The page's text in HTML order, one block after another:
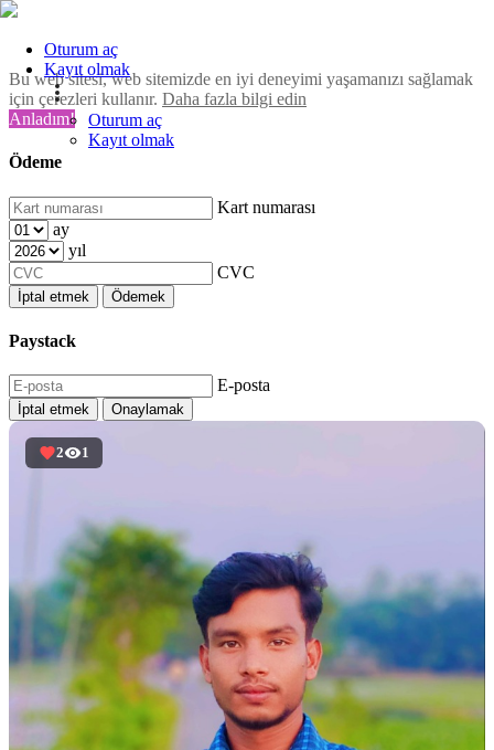
Bu web sitesi, web sitemizde en iyi deneyimi yaşamanızı sağlamak
için çerezleri kullanır. Daha fazla bilgi edin
Anladım!
Ödeme
Kart numarası
ay
yıl
CVC
İptal etmek Ödemek
Paystack
E-posta
İptal etmek Onaylamak
Oturum aç
Kayıt olmak
Oturum aç
Kayıt olmak
2 1